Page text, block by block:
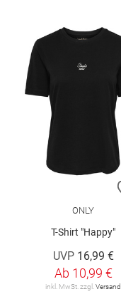
ONLY
T-Shirt "Happy"
UVP 16,99 €
Ab 10,99 €
inkl. MwSt. zzgl.Versand